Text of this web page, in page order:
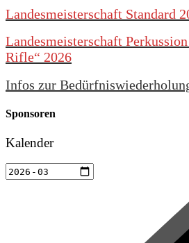
Landesmeisterschaft Standard
Landesmeisterschaft
Rifle“ 2026
Infos zur
Sponsoren
Kalender